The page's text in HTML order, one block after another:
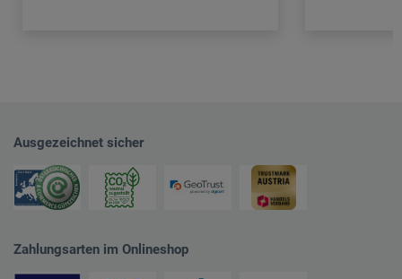
Ausgezeichnet sicher
Zahlungsarten im Onlineshop